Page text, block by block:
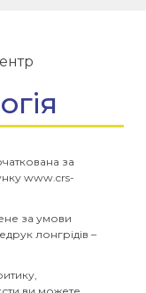
за
www.crs-
за умови
лонгрідів –